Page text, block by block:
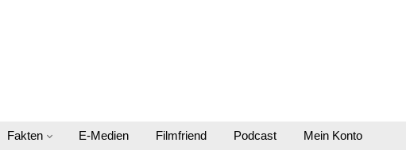
Fakten E-Medien Filmfriend Podcast Mein Konto